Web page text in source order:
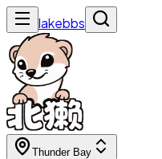
lakebbs
Thunder Bay